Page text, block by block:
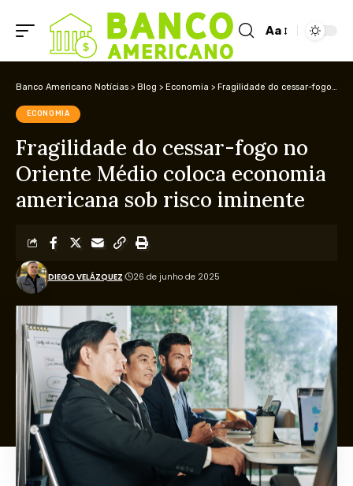
Aa
Banco Americano Notícias > Blog > Economia > Fragilidade do cessar-fogo no Oriente Médio coloca economia americana sob risco iminente
ECONOMIA
Fragilidade do cessar-fogo no
Oriente Médio coloca economia
americana sob risco iminente
DIEGO VELÁZQUEZ 26 de junho de 2025